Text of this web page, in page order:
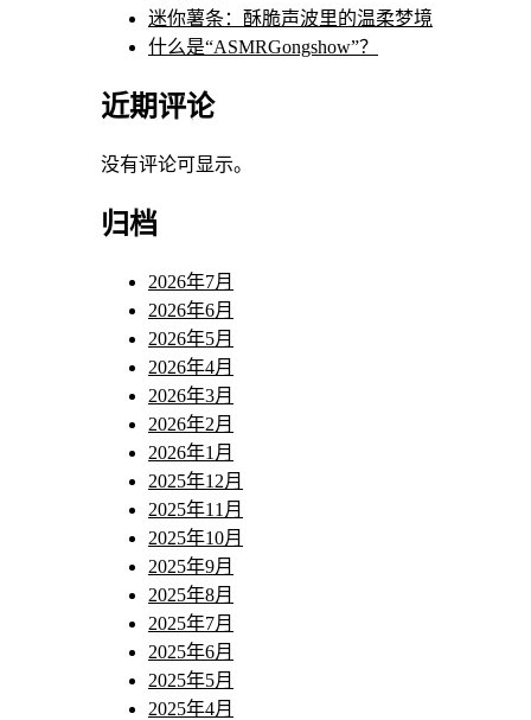
迷你薯条：酥脆声波里的温柔梦境
什么是“ASMRGongshow”？
近期评论
没有评论可显示。
归档
2026年7月
2026年6月
2026年5月
2026年4月
2026年3月
2026年2月
2026年1月
2025年12月
2025年11月
2025年10月
2025年9月
2025年8月
2025年7月
2025年6月
2025年5月
2025年4月